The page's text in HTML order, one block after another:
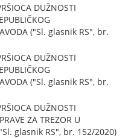
DUŽNOSTI
("Sl. glasnik RS", br.
DUŽNOSTI
("Sl. glasnik RS", br.
DUŽNOSTI
ZA TREZOR U
glasnik RS", br. 152/2020)